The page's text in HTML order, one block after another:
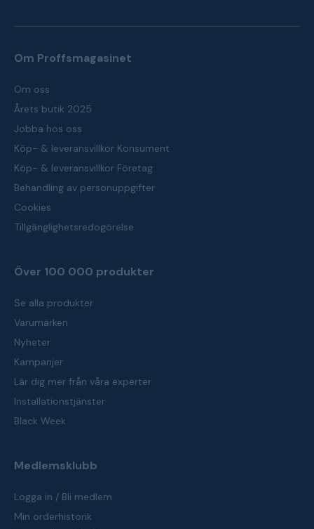
Om Proffsmagasinet
Om oss
Årets butik 2025
Jobba hos oss
Köp- & leveransvillkor Konsument
Köp- & leveransvillkor Företag
Behandling av personuppgifter
Cookies
Tillgänglighetsredogörelse
Över 100 000 produkter
Se alla produkter
Varumärken
Nyheter
Kampanjer
Lär dig mer från våra experter
Installationstjänster
Black Week
Medlemsklubb
Logga in / Bli medlem
Min orderhistorik